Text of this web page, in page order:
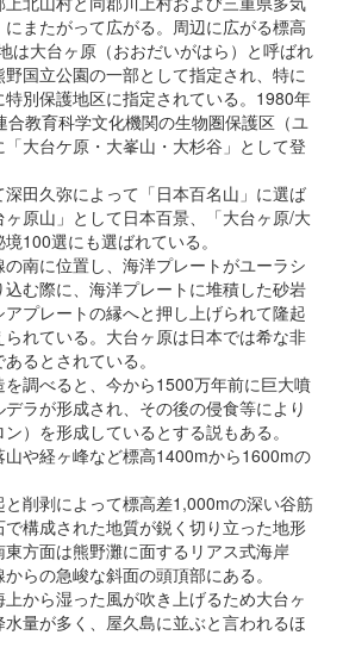
またがって広がる。周辺に広がる標高
は大台ヶ原（おおだいがはら）と呼ばれ
国立公園の一部として指定され、特に
別保護地区に指定されている。1980年
合教育科学文化機関の生物圏保護区（ユ
大台ケ原・大峯山・大杉谷」として登
深田久弥によって「日本百名山」に選ば
原山」として日本百景、「大台ヶ原/大
100選にも選ばれている。
南に位置し、海洋プレートがユーラシ
む際に、海洋プレートに堆積した砂岩
プレートの縁へと押し上げられて隆起
られている。大台ヶ原は日本では希な非
るとされている。
調べると、今から1500万年前に巨大噴
ラが形成され、その後の侵食等により
）を形成しているとする説もある。
や経ヶ峰など標高1400mから1600mの
削剥によって標高差1,000mの深い谷筋
構成された地質が鋭く切り立った地形
方面は熊野灘に面するリアス式海岸
らの急峻な斜面の頭頂部にある。
から湿った風が吹き上げるため大台ヶ
量が多く、屋久島に並ぶと言われるほ